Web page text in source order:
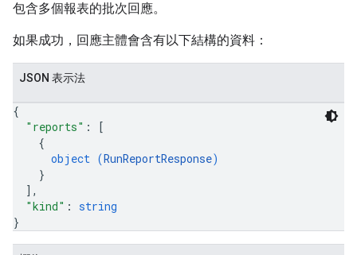
包含多個報表的批次回應。
如果成功，回應主體會含有以下結構的資料：
JSON 表示法
{
"reports" :
[
{
object (RunReportResponse)
}
] ,
"kind" : string
}